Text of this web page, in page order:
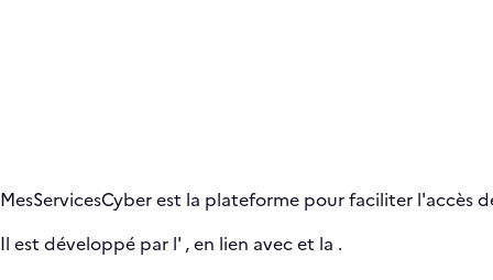
MesServicesCyber est la plateforme pour faciliter l'accès
Il est développé par l' , en lien avecet la .